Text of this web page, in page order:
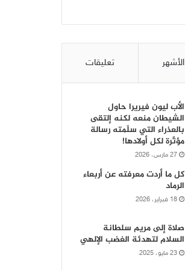
الأشهر تعليقات
الأب ليون فيريرا حاول
الشيطان منعه لكنه إلتقى
بالعذراء التي سلّمته رسالة
مؤثّرة لكل أولادها!
27 مارس، 2026
كل ما أردت معرفته عن أربعاء
الرماد
18 فبراير، 2026
صلاة إلى مريم سلطانة
السلام لتهدئة الغضب الإلهي
23 مايو، 2025